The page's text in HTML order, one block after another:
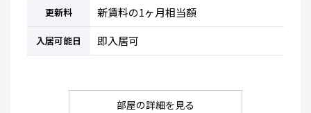
更新料 新賃料の1ヶ月相当額
入居可能日 即入居可
部屋の詳細を見る